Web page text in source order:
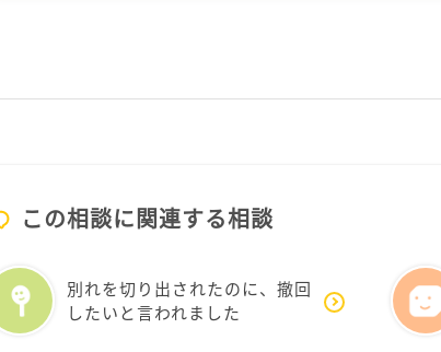
この相談に関連する相談
別れを切り出されたのに、撤回
したいと言われました